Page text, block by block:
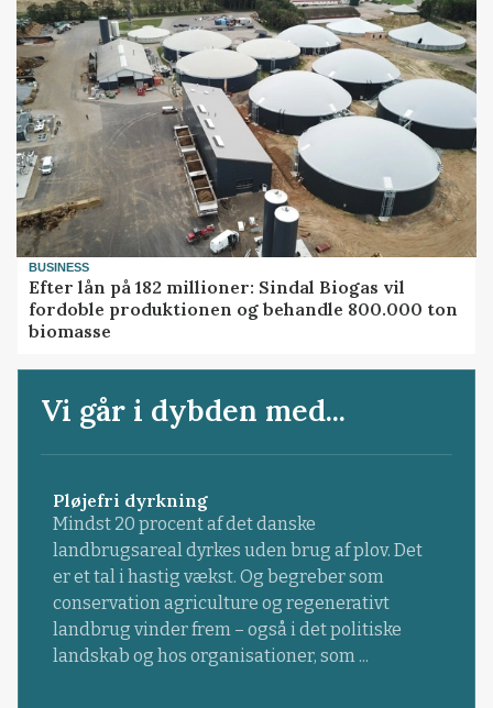
BUSINESS
Efter lån på 182 millioner: Sindal Biogas vil
fordoble produktionen og behandle 800.000 ton
biomasse
Vi går i dybden med...
Pløjefri dyrkning
Mindst 20 procent af det danske
landbrugsareal dyrkes uden brug af plov. Det
er et tal i hastig vækst. Og begreber som
conservation agriculture og regenerativt
landbrug vinder frem – også i det politiske
landskab og hos organisationer, som ...